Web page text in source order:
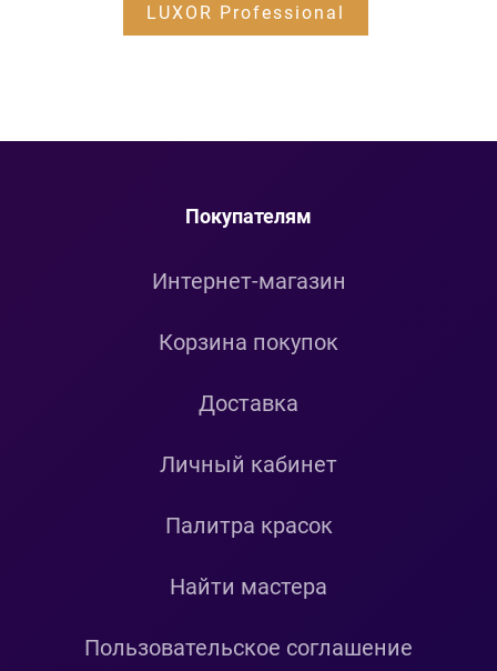
LUXOR Professional
Покупателям
Интернет-магазин
Корзина покупок
Доставка
Личный кабинет
Палитра красок
Найти мастера
Пользовательское соглашение